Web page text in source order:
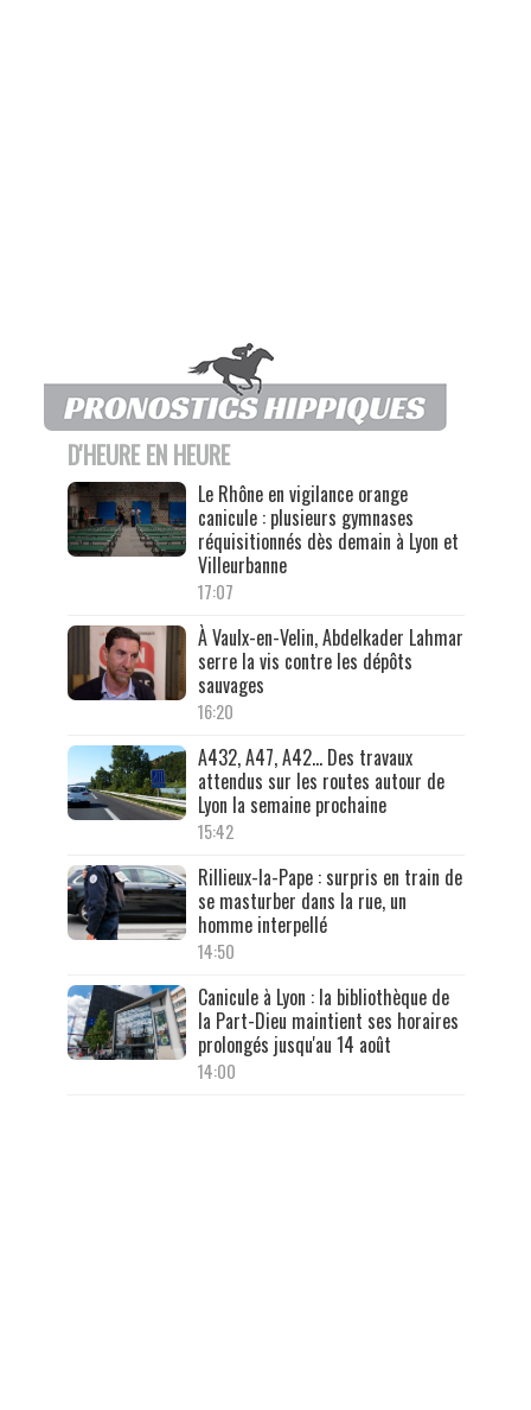
D'HEURE EN HEURE
Le Rhône en vigilance orange
canicule : plusieurs gymnases
réquisitionnés dès demain à Lyon et
Villeurbanne
17:07
À Vaulx-en-Velin, Abdelkader Lahmar
serre la vis contre les dépôts
sauvages
16:20
A432, A47, A42… Des travaux
attendus sur les routes autour de
Lyon la semaine prochaine
15:42
Rillieux-la-Pape : surpris en train de
se masturber dans la rue, un
homme interpellé
14:50
Canicule à Lyon : la bibliothèque de
la Part-Dieu maintient ses horaires
prolongés jusqu'au 14 août
14:00